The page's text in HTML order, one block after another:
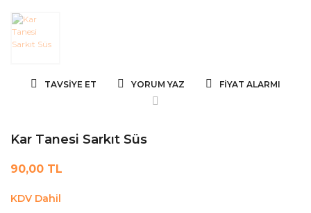
TAVSIYE ET YORUM YAZ FIYAT ALARMI
Kar Tanesi Sarkıt Süs
90,00 TL
KDV Dahil